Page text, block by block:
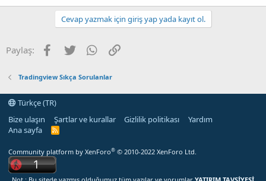
Cevap yazmak için giriş yap yada kayıt ol.
Paylaş: Facebook
Twitter WhatsApp
Tradingview Sıkça Sorulanlar
Türkçe (TR)
Bize ulaşın
Şartlar ve kurallar Gizlilik politikası
Yardım
Ana sayfa
R
Community platform by XenForo® © 2010-2022 XenForo Ltd.